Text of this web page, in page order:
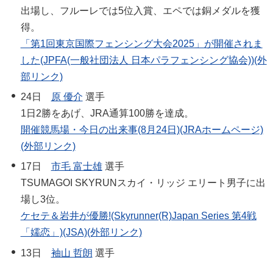
出場し、フルーレでは5位入賞、エペでは銅メダルを獲
得。
「第1回東京国際フェンシング大会2025」が開催されま
した(JPFA(一般社団法人 日本パラフェンシング協会))(外
部リンク)
24日
原 優介 選手
1日2勝をあげ、JRA通算100勝を達成。
開催競馬場・今日の出来事(8月24日)(JRAホームページ)
(外部リンク)
17日 市毛 富士雄選手
TSUMAGOI SKYRUNスカイ・リッジ エリート男子に出
場し3位。
ケセテ＆岩井が優勝!(Skyrunner(R)Japan Series 第4戦
「嬬恋」)(JSA)(外部リンク)
13日 袖山 哲朗 選手